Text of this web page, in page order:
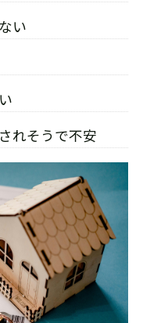
い
れそうで不安